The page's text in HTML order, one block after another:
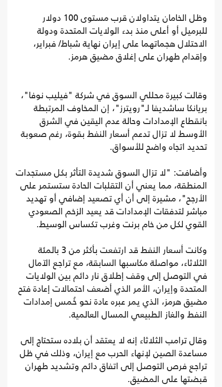
وظل الخامان يتداولان قرب مستوى 100 دولار
للبرميل أو أعلى منذ بدء الولايات المتحدة ودولة
الاحتلال هجماتهما على إيران نهاية شباط/ فبراير،
وإقدام طهران على إغلاق مضيق هرمز.
وقالت كبيرة محللي السوق في شركة "فيليب نوفا"،
بريانكا ساشديفا لـ"رويترز"، إن المخاوف المرتبطة
بانقطاع الإمدادات وحالة عدم اليقين في الشرق
الأوسط لا تزال تدعم أسعار النفط بقوة، رغم صعوبة
تحديد اتجاه واضح للأسواق.
وأضافت: "لا تزال السوق شديدة التأثر بكل مستجدات
المنطقة، مما يعني أن التقلبات الحادة ستستمر على
الأرجح"، مشيرة إلى أن أي تصعيد إضافي أو تهديد
مباشر لتدفقات الإمدادات قد يعيد الزخم الصعودي
القوي لكل من خام برنت وغرب تكساس الوسيط.
وكانت أسعار النفط قد ارتفعت بأكثر من 3 بالمئة
الثلاثاء، مواصلة مكاسبها السابقة، مع تراجع الآمال
في التوصل إلى وقف إطلاق نار دائم بين الولايات
المتحدة وإيران، الأمر الذي أضعف احتمالات إعادة فتح
مضيق هرمز، الذي يمر عبره عادة نحو خُمس إمدادات
النفط والغاز الطبيعي المسال العالمية.
وقال ترامب الثلاثاء إنه لا يعتقد أن بلاده ستحتاج إلى
مساعدة الصين لإنهاء الحرب مع إيران، وذلك في ظل
تراجع فرص التوصل إلى اتفاق دائم وتشديد طهران
قبضتها على المضيق.